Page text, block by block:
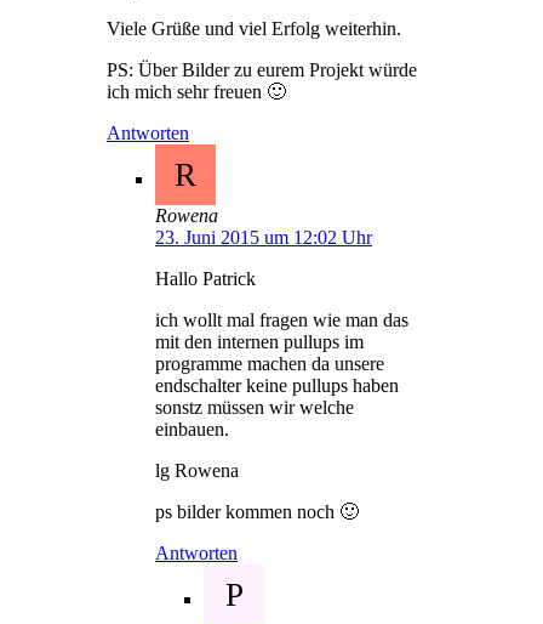
Viele Grüße und viel Erfolg weiterhin.
PS: Über Bilder zu eurem Projekt würde
ich mich sehr freuen 🙂
Antworten
R
Rowena
23. Juni 2015 um 12:02 Uhr
Hallo Patrick
ich wollt mal fragen wie man das
mit den internen pullups im
programme machen da unsere
endschalter keine pullups haben
sonstz müssen wir welche
einbauen.
lg Rowena
ps bilder kommen noch 🙂
Antworten
P